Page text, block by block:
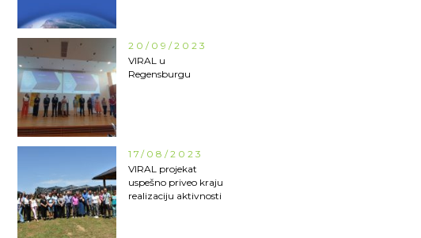
20/09/2023
VIRAL u
Regensburgu
17/08/2023
VIRAL projekat
uspešno priveo kraju
realizaciju aktivnosti